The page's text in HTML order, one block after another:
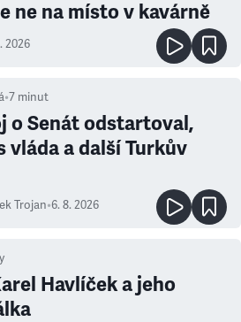
ne na místo v kavárně
2026
•7 minut
o Senát odstartoval,
vláda a další Turkův
Trojan•6. 8. 2026
Havlíček a jeho